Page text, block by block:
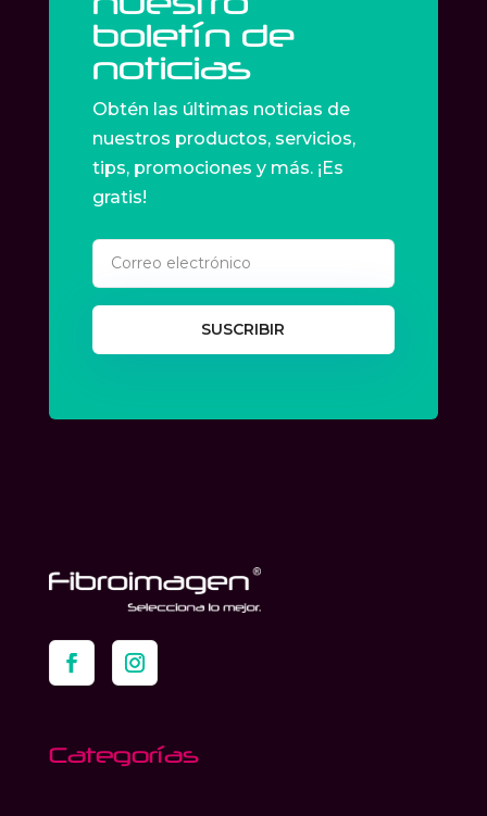
boletín de
noticias
Obtén las últimas noticias de
nuestros productos, servicios,
tips, promociones y más. ¡Es
gratis!
SUSCRIBIR
Categorías